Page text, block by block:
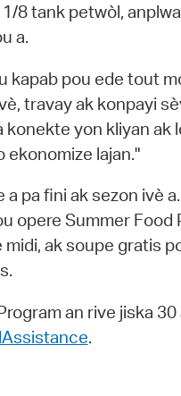
8 tank petwòl,
a.
kapab pou ede tout
travay ak konpayi
konekte yon kliyan ak
ekonomize lajan."
pa fini ak sezon ivè
opere Summer Food
ak soupe gratis
an rive jiska 30
.